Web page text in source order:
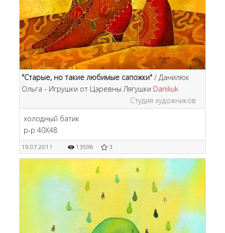
"Старые, но такие любимые сапожки" / Данилюк
Ольга - Игрушки от Царевны Лягушки Daniliuk
Студия художников
холодный батик
р-р 40Х48
19.07.2011 13598 3